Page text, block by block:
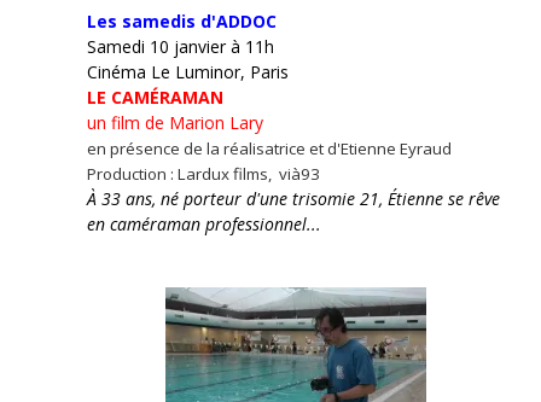
Les samedis d'ADDOC
Samedi 10 janvier à 11h
Cinéma Le Luminor, Paris
LE CAMÉRAMAN
un film de Marion Lary
en présence de la réalisatrice et d'Etienne Eyraud
Production : Lardux films, vià93
À 33 ans, né porteur d'une trisomie 21, Étienne se rêve
en caméraman professionnel...